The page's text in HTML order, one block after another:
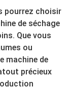
pourrez choisir
de séchage
Que vous
ou
machine de
précieux